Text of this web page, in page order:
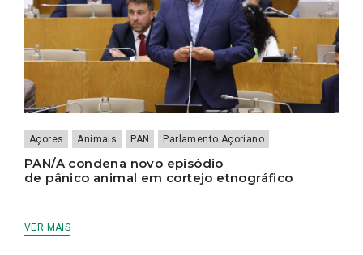
Açores Animais PAN Parlamento Açoriano
PAN/A condena novo episódio
de pânico animal em cortejo etnográfico
VER MAIS